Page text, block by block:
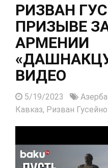
РИЗВАН
ПРИЗЫВЕ
АРМЕНИИ
ВИДЕО
5/19/2023
Кавказ, Ризван